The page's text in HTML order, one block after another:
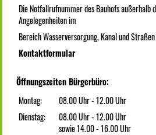
Die Notfallrufnummer des Bauhofs außerhalb
Angelegenheiten im
Bereich Wasserversorgung, Kanal und
Kontaktformular
Öffnungszeiten Bürgerbüro:
Montag:
08.00 Uhr - 12.00 Uhr
Dienstag:
08.00 Uhr - 12.00 Uhr
sowie 14.00 - 16.00 Uhr